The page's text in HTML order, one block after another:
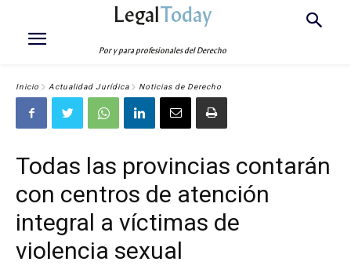
LegalToday
Por y para profesionales del Derecho
Inicio Actualidad Jurídica Noticias de Derecho
Todas las provincias contarán
con centros de atención
integral a víctimas de
violencia sexual